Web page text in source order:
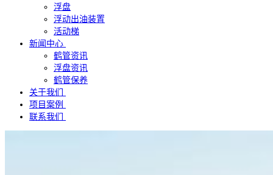
浮盘
浮动出油装置
活动梯
新闻中心
鹤管资讯
浮盘资讯
鹤管保养
关于我们
项目案例
联系我们